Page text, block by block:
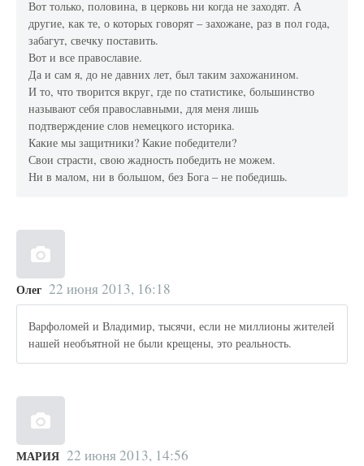
Вот только, половина, в церковь ни когда не заходят. А
другие, как те, о которых говорят – захожане, раз в пол года,
забагут, свечку поставить.
Вот и все православие.
Да и сам я, до не давних лет, был таким захожанином.
И то, что творится вкруг, где по статистике, большинство
называют себя православными, для меня лишь
подтверждение слов немецкого историка.
Какие мы защитники? Какие победители?
Свои страсти, свою жадность победить не можем.
Ни в малом, ни в большом, без Бога – не победишь.
Олег 22 июня 2013, 16:18
Варфоломей и Владимир, тысячи, если не миллионы жителей
нашей необъятной не были крещены, это реальность.
МАРИЯ 22 июня 2013, 14:56